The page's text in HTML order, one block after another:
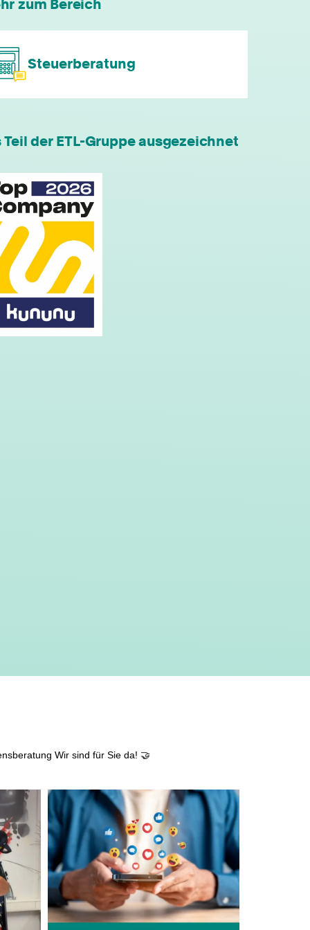
flexible Arbeitszeiten
betriebliche Altersvorsorge
attraktive
Zusatzleistungen/Mitarbeiterrabatte
zum Bereich
Steuerberatung
Teil der ETL-Gruppe ausgezeichnet
Wir sind für Sie da! 🤝